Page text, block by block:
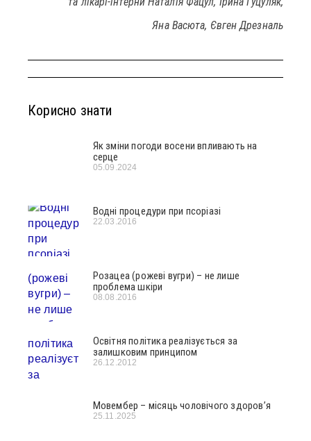
Яна Васюта, Євген Дрезналь
Корисно знати
Як зміни погоди восени впливають на
серце
05.09.2024
Водні процедури при псоріазі
22.03.2016
Розацеа (рожеві вугри) – не лише
проблема шкіри
08.08.2016
Освітня політика реалізується за
залишковим принципом
26.12.2012
Мовембер – місяць чоловічого здоров’я
25.11.2025